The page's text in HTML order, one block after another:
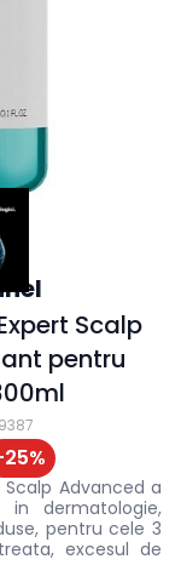
Scalp
pentru
25%
Scalp Advanced a
dermatologie,
pentru cele 3
excesul de